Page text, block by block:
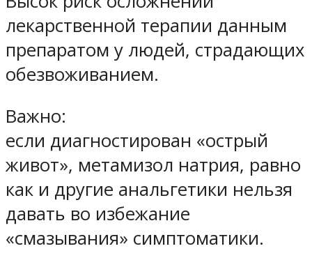
лекарственной терапии данным
препаратом у людей, страдающих
обезвоживанием.
Важно:
если диагностирован «острый
живот», метамизол натрия, равно
как и другие анальгетики нельзя
давать во избежание
«смазывания» симптоматики.